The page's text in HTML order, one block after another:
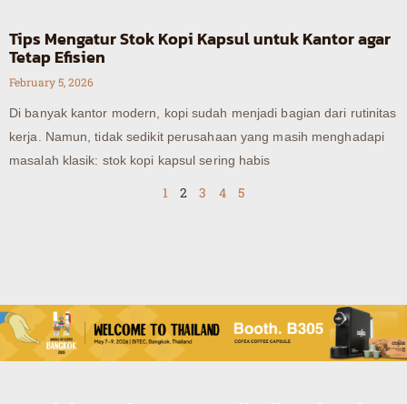
Tips Mengatur Stok Kopi Kapsul untuk Kantor agar
Tetap Efisien
February 5, 2026
Di banyak kantor modern, kopi sudah menjadi bagian dari rutinitas
kerja. Namun, tidak sedikit perusahaan yang masih menghadapi
masalah klasik: stok kopi kapsul sering habis
1 2 3 4 5